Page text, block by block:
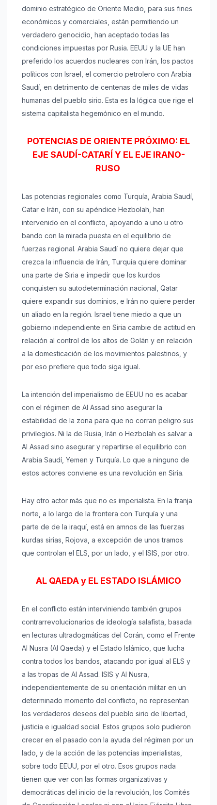
dominio estratégico de Oriente Medio, para sus fines
económicos y comerciales, están permitiendo un
verdadero genocidio, han aceptado todas las
condiciones impuestas por Rusia. EEUU y la UE han
preferido los acuerdos nucleares con Irán, los pactos
políticos con Israel, el comercio petrolero con Arabia
Saudí, en detrimento de centenas de miles de vidas
humanas del pueblo sirio. Esta es la lógica que rige el
sistema capitalista hegemónico en el mundo.
POTENCIAS DE ORIENTE PRÓXIMO: EL
EJE SAUDÍ-CATARÍ Y EL EJE IRANO-
RUSO
Las potencias regionales como Turquía, Arabia Saudí,
Catar e Irán, con su apéndice Hezbolah, han
intervenido en el conflicto, apoyando a uno u otro
bando con la mirada puesta en el equilibrio de
fuerzas regional. Arabia Saudí no quiere dejar que
crezca la influencia de Irán, Turquía quiere dominar
una parte de Siria e impedir que los kurdos
conquisten su autodeterminación nacional, Qatar
quiere expandir sus dominios, e Irán no quiere perder
un aliado en la región. Israel tiene miedo a que un
gobierno independiente en Siria cambie de actitud en
relación al control de los altos de Golán y en relación
a la domesticación de los movimientos palestinos, y
por eso prefiere que todo siga igual.
La intención del imperialismo de EEUU no es acabar
con el régimen de Al Assad sino asegurar la
estabilidad de la zona para que no corran peligro sus
privilegios. Ni la de Rusia, Irán o Hezbolah es salvar a
Al Assad sino asegurar y repartirse el equilibrio con
Arabia Saudí, Yemen y Turquía. Lo que a ninguno de
estos actores conviene es una revolución en Siria.
Hay otro actor más que no es imperialista. En la franja
norte, a lo largo de la frontera con Turquía y una
parte de de la iraquí, está en amnos de las fuerzas
kurdas sirias, Rojova, a excepción de unos tramos
que controlan el ELS, por un lado, y el ISIS, por otro.
AL QAEDA y EL ESTADO ISLÁMICO
En el conflicto están interviniendo también grupos
contrarrevolucionarios de ideología salafista, basada
en lecturas ultradogmáticas del Corán, como el Frente
Al Nusra (Al Qaeda) y el Estado Islámico, que lucha
contra todos los bandos, atacando por igual al ELS y
a las tropas de Al Assad. ISIS y Al Nusra,
independientemente de su orientación militar en un
determinado momento del conflicto, no representan
los verdaderos deseos del pueblo sirio de libertad,
justicia e igualdad social. Estos grupos solo pudieron
crecer en el pasado con la ayuda del régimen por un
lado, y de la acción de las potencias imperialistas,
sobre todo EEUU, por el otro. Esos grupos nada
tienen que ver con las formas organizativas y
democráticas del inicio de la revolución, los Comités